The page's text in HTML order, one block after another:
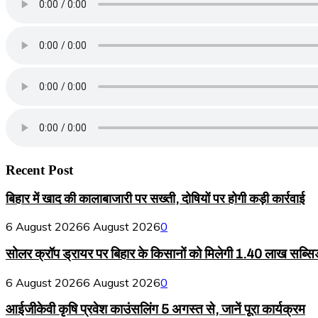
Recent Post
बिहार में खाद की कालाबाजारी पर सख्ती, दोषियों पर होगी कड़ी कार्रवाई
6 August 20266 August 20260
सोलर क्रॉप ड्रायर पर बिहार के किसानों को मिलेगी 1.40 लाख
6 August 20266 August 20260
आईजीकेवी कृषि प्रवेश काउंसलिंग 5 अगस्त से, जानें पूरा कार्यक्रम